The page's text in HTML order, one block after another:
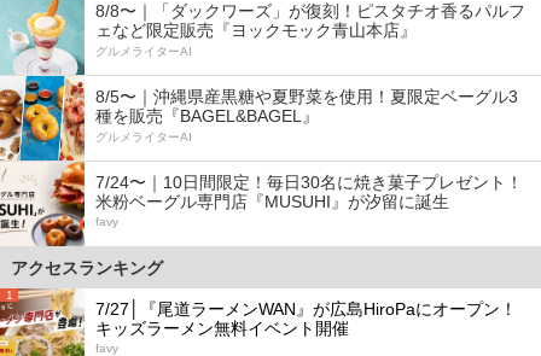
8/8〜｜「ダックワーズ」が復刻！ピスタチオ香るパルフ
ェなど限定販売『ヨックモック青山本店』
グルメライターAI
8/5〜｜沖縄県産黒糖や夏野菜を使用！夏限定ベーグル3
種を販売『BAGEL&BAGEL』
グルメライターAI
7/24〜｜10日間限定！毎日30名に焼き菓子プレゼント！
米粉ベーグル専門店『MUSUHI』が汐留に誕生
favy
アクセスランキング
1
7/27│『尾道ラーメンWAN』が広島HiroPaにオープン！
キッズラーメン無料イベント開催
favy